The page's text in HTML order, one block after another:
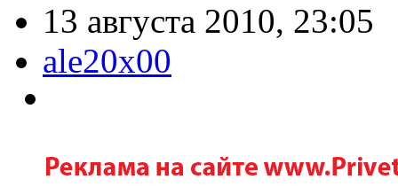
13 августа 2010, 23:05
ale20x00